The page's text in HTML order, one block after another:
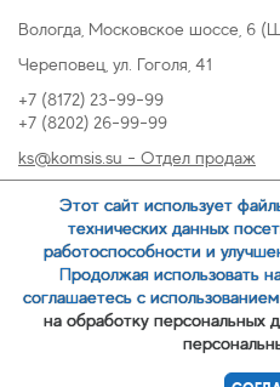
Вологда, Московское шоссе, 6
Череповец, ул. Гоголя, 41
+7 (8172) 23-99-99
+7 (8202) 26-99-99
ks@komsis.su - Отдел продаж
oz@komsis.su - Отдел закупок
ЗАКАЗАТЬ ЗВОНОК
Этот сайт использует
технических данных
работоспособности и
Продолжая использовать
соглашаетесь с
на обработку персональных